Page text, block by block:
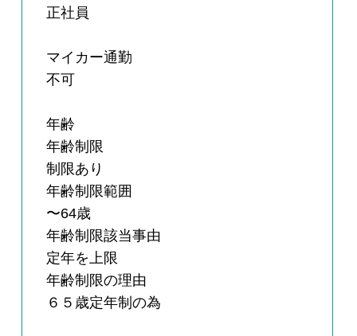
正社員
マイカー通勤
不可
年齢
年齢制限
制限あり
年齢制限範囲
〜64歳
年齢制限該当事由
定年を上限
年齢制限の理由
６５歳定年制の為